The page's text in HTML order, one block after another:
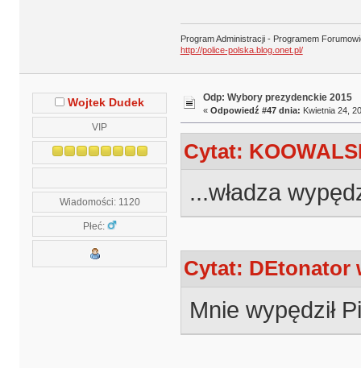
Program Administracji - Programem
http://police-polska.blog.onet.pl/
Wojtek Dudek
VIP
Wiadomości: 1120
Płeć:
Odp: Wybory prezydenckie 2015
« Odpowiedź #47 dnia: Kwietnia 24,
Cytat:
...władza
Cytat: DEtonator
Mnie wypędził